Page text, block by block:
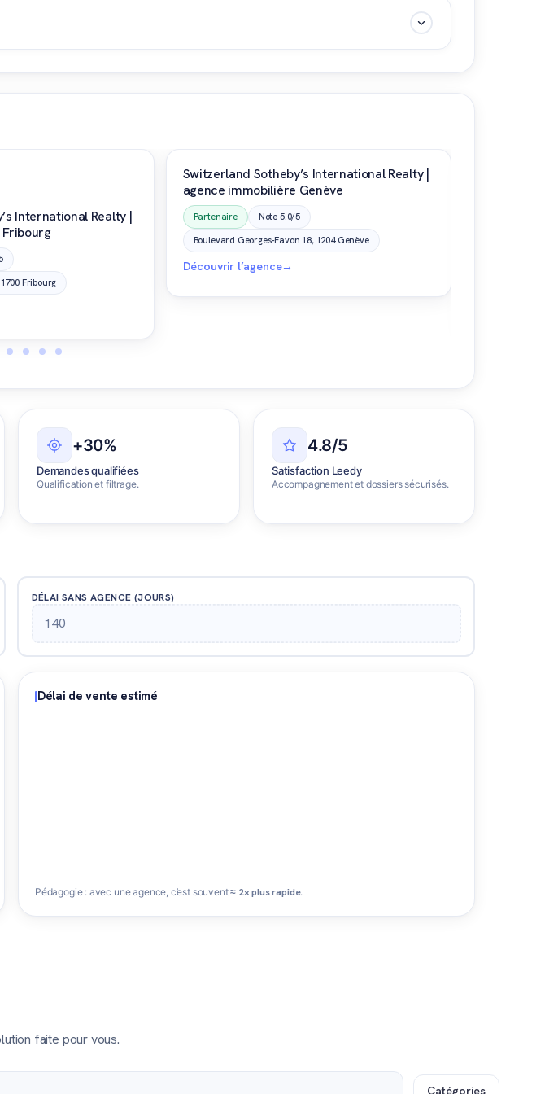
vente ou d'achat de biens immobiliers dans la région de Nyon.
International Realty |
Fribourg
Switzerland Sotheby’s International Realty |
agence immobilière Genève
Partenaire Note 5.0/5
Boulevard Georges-Favon 18, 1204 Genève
Découvrir l’agence→
+30%
Demandes qualifiées
Qualification et filtrage.
4.8/5
Satisfaction Leedy
Accompagnement et dossiers sécurisés.
DÉLAI SANS AGENCE (JOURS)
Délai de vente estimé
Pédagogie : avec une agence, c’est souvent≈ 2× plus rapide.
faite pour vous.
Catégories